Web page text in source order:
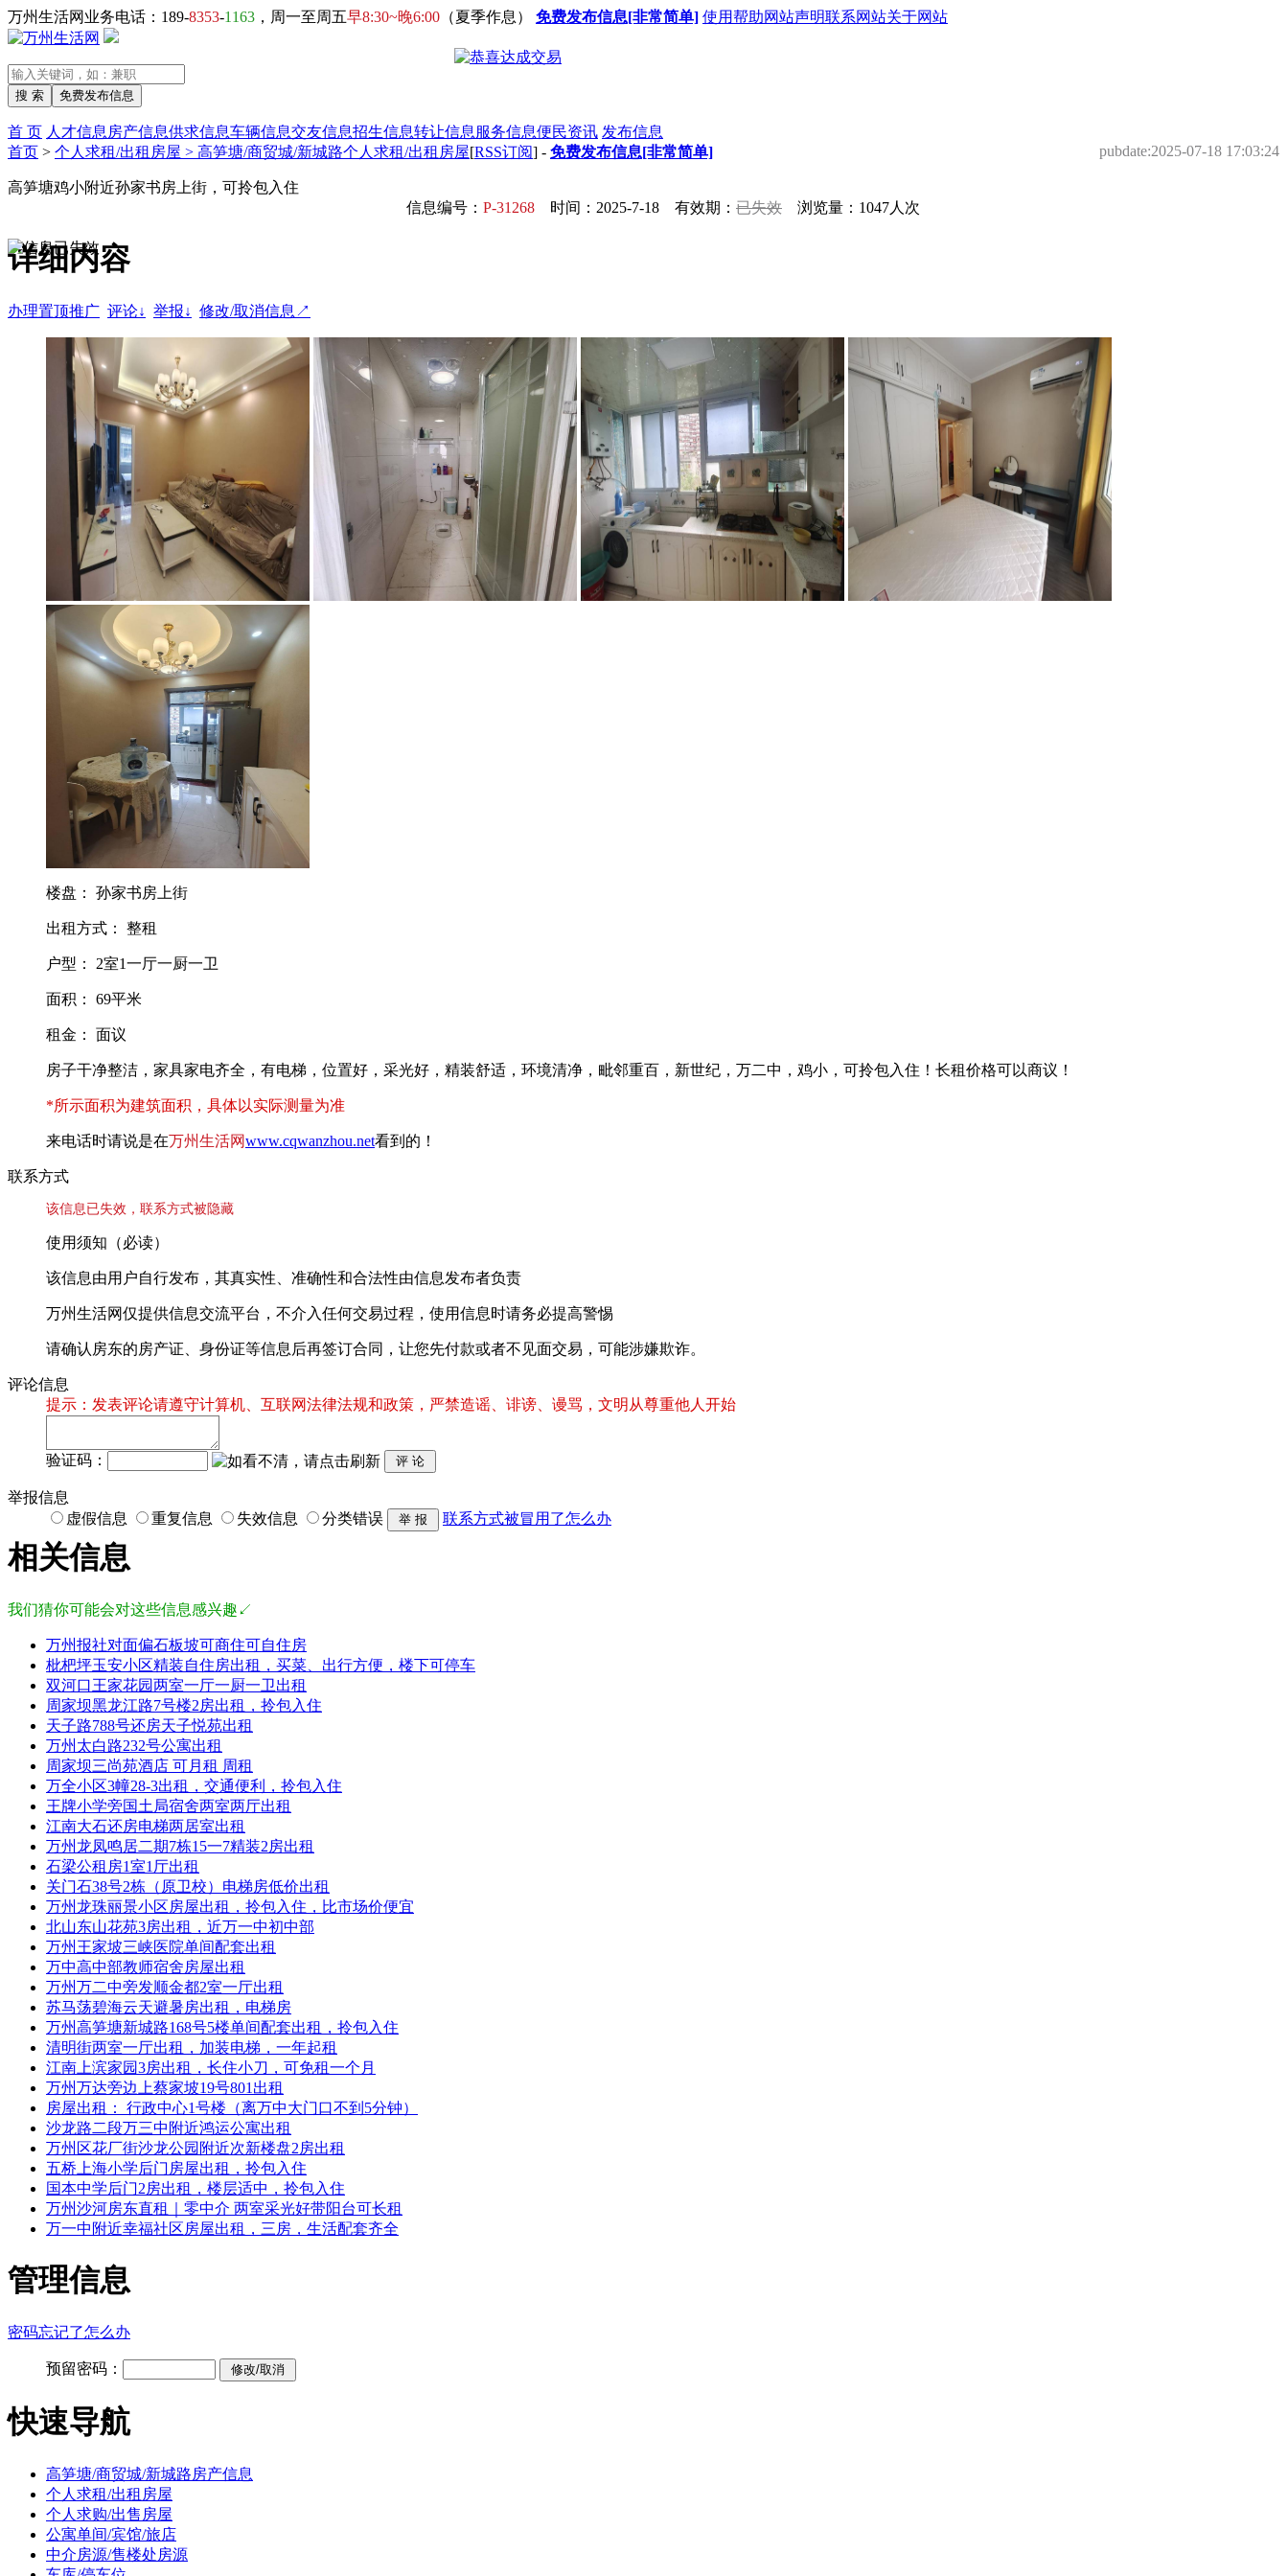
万州生活网业务电话：189-8353-1163 ，周一至周五早8:30~晚6:00 （夏季作息） 免费发布信息[非常简单] 使用帮助网站声明联系网站关于网站
首 页 人才信息 房产信息供求信息车辆信息交友信息招生信息转让信息 服务信息便民资讯 发布信息
首页 > 个人求租/出租房屋 > 高笋塘/商贸城/新城路个人求租/出租房屋[RSS订阅] - 免费发布信息[非常简单] pubdate:2025-07-18 17:03:24
高笋塘鸡小附近孙家书房上街，可拎包入住
信息编号： P-31268 时间：2025-7-18 有效期： 已失效 浏览量：1047人次
详细内容
办理置顶推广 评论↓ 举报↓ 修改/取消信息↗
楼盘： 孙家书房上街
出租方式： 整租
户型： 2室1一厅一厨一卫
面积： 69平米
租金： 面议
房子干净整洁，家具家电齐全，有电梯，位置好，采光好，精装舒适，环境清净，毗邻重百，新世纪，万二中，鸡小，可拎包入住！长租价格可以商议！
*所示面积为建筑面积，具体以实际测量为准
来电话时请说是在万州生活网www.cqwanzhou.net看到的！
联系方式
该信息已失效，联系方式被隐藏
使用须知（必读）
该信息由用户自行发布，其真实性、准确性和合法性由信息发布者负责
万州生活网仅提供信息交流平台，不介入任何交易过程，使用信息时请务必提高警惕
请确认房东的房产证、身份证等信息后再签订合同，让您先付款或者不见面交易，可能涉嫌欺诈。
评论信息
提示：发表评论请遵守计算机、互联网法律法规和政策，严禁造谣、诽谤、谩骂，文明从尊重他人开始
验证码：
举报信息
虚假信息
重复信息 失效信息 分类错误 联系方式被冒用了怎么办
相关信息
我们猜你可能会对这些信息感兴趣↙
万州报社对面偏石板坡可商住可自住房
枇杷坪玉安小区精装自住房出租，买菜、出行方便，楼下可停车
双河口王家花园两室一厅一厨一卫出租
周家坝黑龙江路7号楼2房出租，拎包入住
天子路788号还房天子悦苑出租
万州太白路232号公寓出租
周家坝三尚苑酒店 可月租 周租
万全小区3幢28-3出租，交通便利，拎包入住
王牌小学旁国土局宿舍两室两厅出租
江南大石还房电梯两居室出租
万州龙凤鸣居二期7栋15一7精装2房出租
石梁公租房1室1厅出租
关门石38号2栋（原卫校）电梯房低价出租
万州龙珠丽景小区房屋出租，拎包入住，比市场价便宜
北山东山花苑3房出租，近万一中初中部
万州王家坡三峡医院单间配套出租
万中高中部教师宿舍房屋出租
万州万二中旁发顺金都2室一厅出租
苏马荡碧海云天避暑房出租，电梯房
万州高笋塘新城路168号5楼单间配套出租，拎包入住
清明街两室一厅出租，加装电梯，一年起租
江南上滨家园3房出租，长住小刀，可免租一个月
万州万达旁边上蔡家坡19号801出租
房屋出租： 行政中心1号楼（离万中大门口不到5分钟）
沙龙路二段万三中附近鸿运公寓出租
万州区花厂街沙龙公园附近次新楼盘2房出租
五桥上海小学后门房屋出租，拎包入住
国本中学后门2房出租，楼层适中，拎包入住
万州沙河房东直租｜零中介 两室采光好带阳台可长租
万一中附近幸福社区房屋出租，三房，生活配套齐全
管理信息
密码忘记了怎么办
预留密码：
快速导航
高笋塘/商贸城/新城路房产信息
个人求租/出租房屋
个人求购/出售房屋
公寓单间/宾馆/旅店
中介房源/售楼处房源